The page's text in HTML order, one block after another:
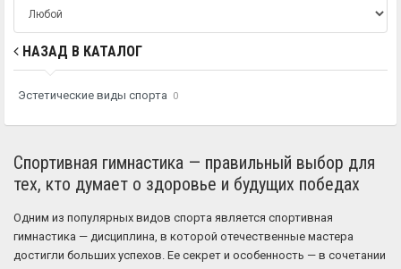
НАЗАД В КАТАЛОГ
Эстетические виды спорта 0
Спортивная гимнастика — правильный выбор для
тех, кто думает о здоровье и будущих победах
Одним из популярных видов спорта является спортивная
гимнастика — дисциплина, в которой отечественные мастера
достигли больших успехов. Ее секрет и особенность — в сочетании